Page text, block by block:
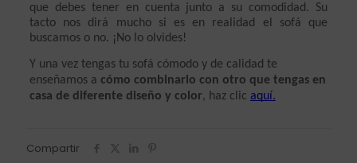
que debes tener en cuenta junto a su comodidad. Su
tacto nos dirá mucho si es en realidad el sofá que
buscamos o no. ¡No lo olvides!
Y una vez tengas tu sofá cómodo y de calidad te
enseñamos a cómo combinarlo con otro que tengas en
casa de diferente diseño y color, haz clic aquí.
Compartir